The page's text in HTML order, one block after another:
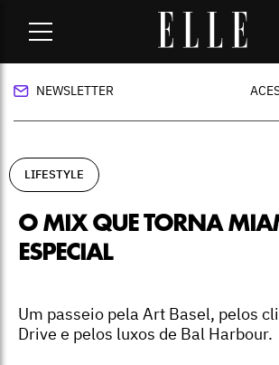
O mix que torna Miami
NEWSLETTER
LIFESTYLE
O MIX QUE TORNA
ESPECIAL
Um passeio pela Art Basel, pelos
Drive e pelos luxos de Bal Harbour.